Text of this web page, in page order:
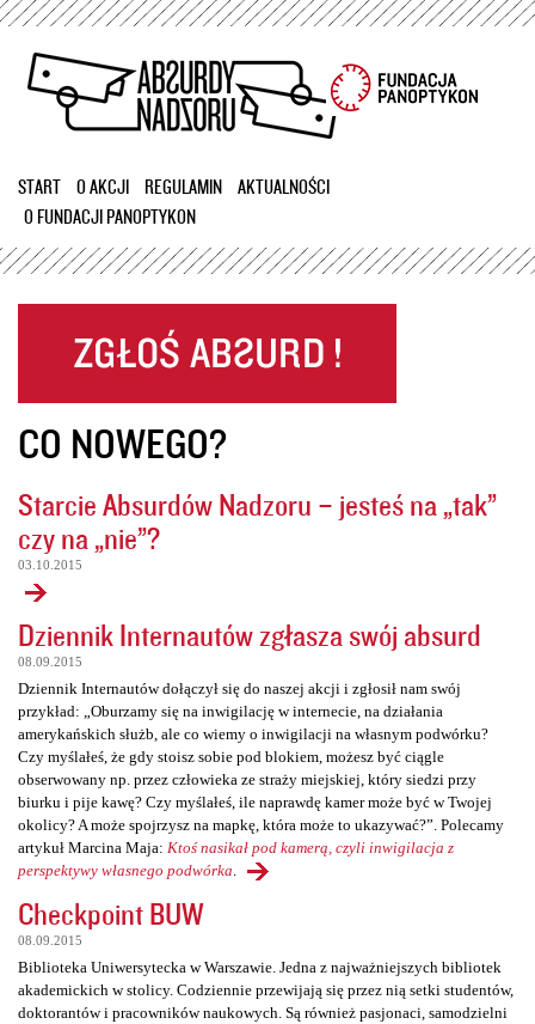
Przejdź
treści
START O AKCJI REGULAMIN
AKTUALNOŚCI
O FUNDACJI PANOPTYKON
CO NOWEGO?
Starcie Absurdów Nadzoru – jesteś na „tak”
czy na „nie”?
03.10.2015
Dziennik Internautów zgłasza swój absurd
08.09.2015
Dziennik Internautów dołączył się do naszej akcji i zgłosił nam swój
przykład: „Oburzamy się na inwigilację w internecie, na działania
amerykańskich służb, ale co wiemy o inwigilacji na własnym podwórku?
Czy myślałeś, że gdy stoisz sobie pod blokiem, możesz być ciągle
obserwowany np. przez człowieka ze straży miejskiej, który siedzi przy
biurku i pije kawę? Czy myślałeś, ile naprawdę kamer może być w Twojej
okolicy? A może spojrzysz na mapkę, która może to ukazywać?”. Polecamy
artykuł Marcina Maja: Ktoś nasikał pod kamerą, czyli inwigilacja z
perspektywy własnego podwórka
Checkpoint BUW
08.09.2015
Biblioteka Uniwersytecka w Warszawie. Jedna z najważniejszych bibliotek
akademickich w stolicy. Codziennie przewijają się przez nią setki studentów,
doktorantów i pracowników naukowych. Są również pasjonaci, samodzielni